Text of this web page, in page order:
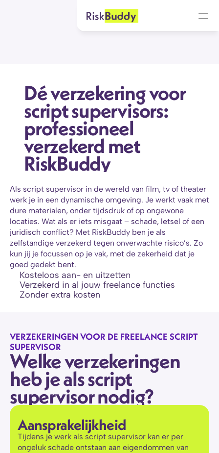
Dé verzekering voor
script supervisors:
professioneel
verzekerd met
RiskBuddy
Als script supervisor in de wereld van film, tv of theater
werk je in een dynamische omgeving. Je werkt vaak met
dure materialen, onder tijdsdruk of op ongewone
locaties. Wat als er iets misgaat – schade, letsel of een
juridisch conflict? Met RiskBuddy ben je als
zelfstandige verzekerd tegen onverwachte risico’s. Zo
kun jij je focussen op je vak, met de zekerheid dat je
goed gedekt bent.
Kosteloos aan- en uitzetten
Verzekerd in al jouw freelance functies
Zonder extra kosten
VERZEKERINGEN VOOR DE FREELANCE SCRIPT
SUPERVISOR
Welke verzekeringen
heb je als script
supervisor nodig?
Aansprakelijkheid
Tijdens je werk als script supervisor kan er per
ongeluk schade ontstaan aan eigendommen van